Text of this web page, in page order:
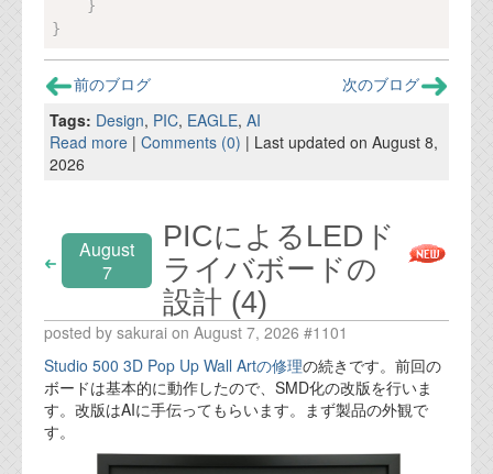
}
}
前のブログ
次のブログ
Tags: Design, PIC, EAGLE, AI
Read more | Comments (0) | Last updated on August 8,
2026
August
7
PICによるLEDド
ライバボードの
設計 (4)
posted by sakurai on August 7, 2026 #1101
Studio 500 3D Pop Up Wall Artの修理の続きです。前回の
ボードは基本的に動作したので、SMD化の改版を行いま
す。改版はAIに手伝ってもらいます。まず製品の外観で
す。